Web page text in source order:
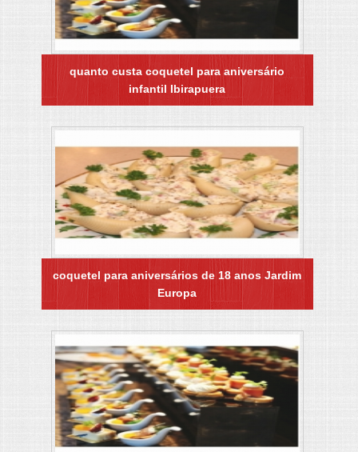
quanto custa coquetel para aniversário
infantil Ibirapuera
coquetel para aniversários de 18 anos Jardim
Europa